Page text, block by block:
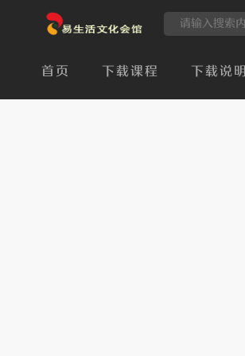
首页 下载课程 下载说明